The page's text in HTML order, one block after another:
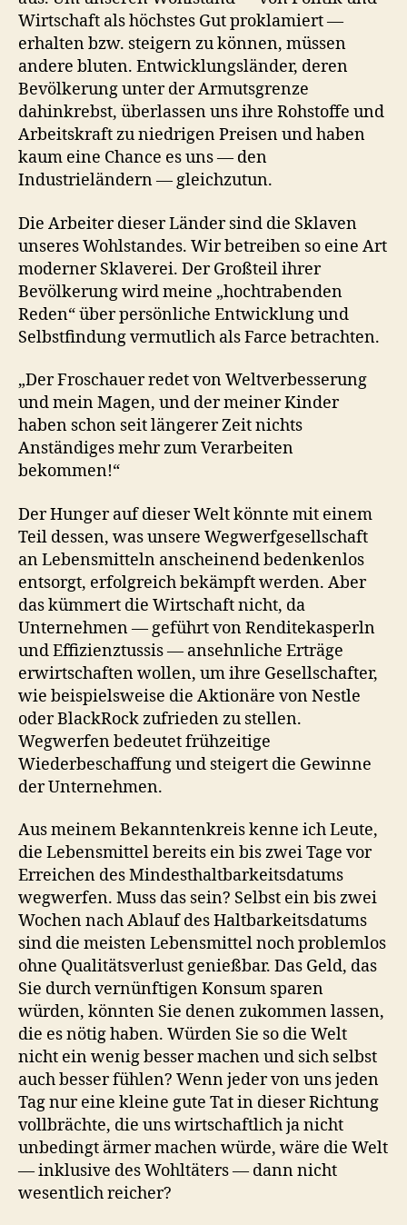
Wirtschaft als höchstes Gut proklamiert —
erhalten bzw. steigern zu können, müssen
andere bluten. Entwicklungsländer, deren
Bevölkerung unter der Armutsgrenze
dahinkrebst, überlassen uns ihre Rohstoffe und
Arbeitskraft zu niedrigen Preisen und haben
kaum eine Chance es uns — den
Industrieländern — gleichzutun.
Die Arbeiter dieser Länder sind die Sklaven
unseres Wohlstandes. Wir betreiben so eine Art
moderner Sklaverei. Der Großteil ihrer
Bevölkerung wird meine „hochtrabenden
Reden“ über persönliche Entwicklung und
Selbstfindung vermutlich als Farce betrachten.
„Der Froschauer redet von Weltverbesserung
und mein Magen, und der meiner Kinder
haben schon seit längerer Zeit nichts
Anständiges mehr zum Verarbeiten
bekommen!“
Der Hunger auf dieser Welt könnte mit einem
Teil dessen, was unsere Wegwerfgesellschaft
an Lebensmitteln anscheinend bedenkenlos
entsorgt, erfolgreich bekämpft werden. Aber
das kümmert die Wirtschaft nicht, da
Unternehmen — geführt von Renditekasperln
und Effizienztussis — ansehnliche Erträge
erwirtschaften wollen, um ihre Gesellschafter,
wie beispielsweise die Aktionäre von Nestle
oder BlackRock zufrieden zu stellen.
Wegwerfen bedeutet frühzeitige
Wiederbeschaffung und steigert die Gewinne
der Unternehmen.
Aus meinem Bekanntenkreis kenne ich Leute,
die Lebensmittel bereits ein bis zwei Tage vor
Erreichen des Mindesthaltbarkeitsdatums
wegwerfen. Muss das sein? Selbst ein bis zwei
Wochen nach Ablauf des Haltbarkeitsdatums
sind die meisten Lebensmittel noch problemlos
ohne Qualitätsverlust genießbar. Das Geld, das
Sie durch vernünftigen Konsum sparen
würden, könnten Sie denen zukommen lassen,
die es nötig haben. Würden Sie so die Welt
nicht ein wenig besser machen und sich selbst
auch besser fühlen? Wenn jeder von uns jeden
Tag nur eine kleine gute Tat in dieser Richtung
vollbrächte, die uns wirtschaftlich ja nicht
unbedingt ärmer machen würde, wäre die Welt
— inklusive des Wohltäters — dann nicht
wesentlich reicher?